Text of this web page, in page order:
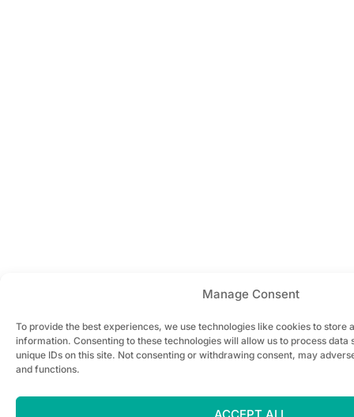
Manage Consent
To provide the best experiences, we use technologies like cookies to store
information. Consenting to these technologies will allow us to process data
unique IDs on this site. Not consenting or withdrawing consent, may
and functions.
ACCEPT ALL